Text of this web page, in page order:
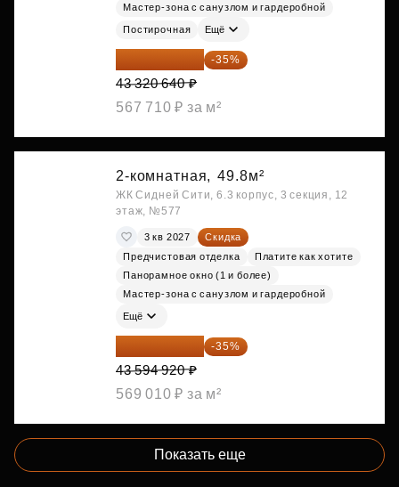
Мастер-зона с санузлом и гардеробной
Постирочная Ещё
28 158 416 ₽ -35%
43 320 640 ₽
567 710 ₽ за м²
2-комнатная, 49.8м²
ЖК Сидней Сити, 6.3 корпус, 3 секция, 12
этаж, №577
3 кв 2027
Скидка
Предчистовая отделка
Платите как хотите
Панорамное окно (1 и более)
Мастер-зона с санузлом и гардеробной
Ещё
28 336 698 ₽ -35%
43 594 920 ₽
569 010 ₽ за м²
Показать еще